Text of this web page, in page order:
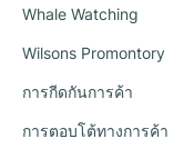
Whale Watching
Wilsons Promontory
การกีดกันการค้า
การตอบโต้ทางการค้า